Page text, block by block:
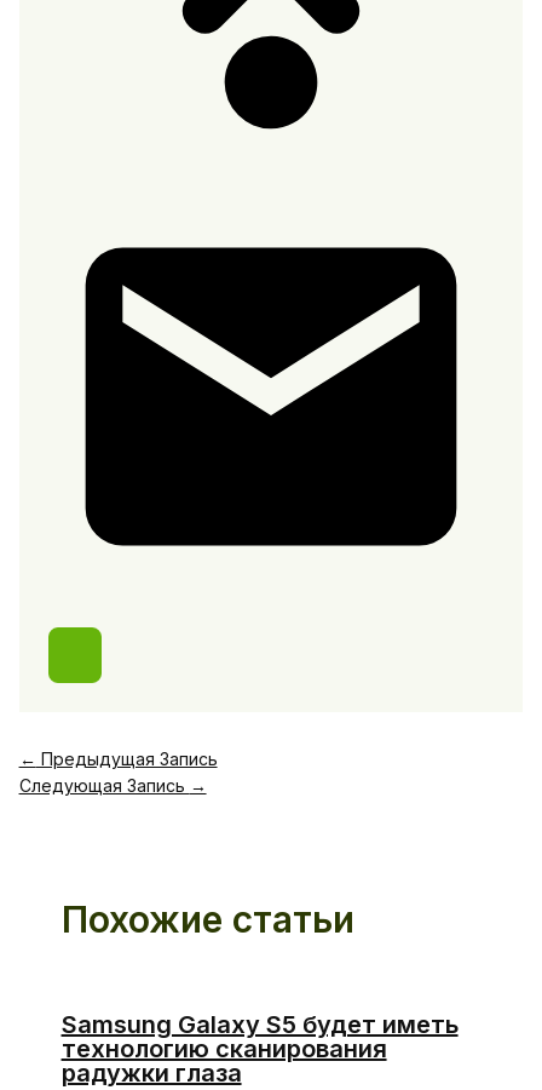
← Предыдущая Запись
Следующая Запись →
Похожие статьи
Samsung Galaxy S5 будет иметь
технологию сканирования
радужки глаза